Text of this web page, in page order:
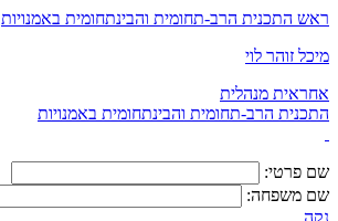
ראש התכנית הרב-תחומית והבינתחומית באמנויות
מיכל זוהר לוי
אחראית מנהלית
התכנית הרב-תחומית והבינתחומית באמנויות
שם פרטי:
שם משפחה: